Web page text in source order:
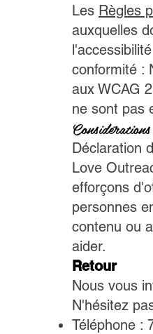
Les Règles
auxquelles
conformité :
aux WCAG
ne sont pas
Déclaration
Love
efforçons
personnes
contenu ou
aider.
Retour
Nous vous
N'hésitez
Téléphone :